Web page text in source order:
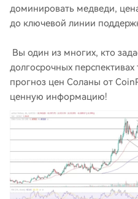
доминировать медведи,
до ключевой линии
Вы один из многих, кто
долгосрочных
прогноз цен Соланы от
ценную информацию!